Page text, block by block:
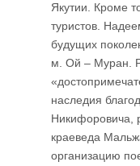
Якутии. Кроме
туристов.
будущих
м. Ой – Муран.
наследия
Никифоровича,
краеведа
организацию